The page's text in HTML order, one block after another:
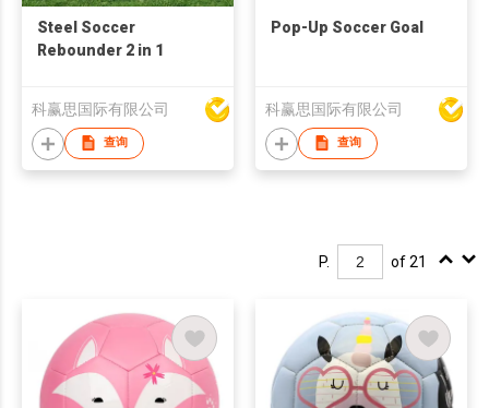
Steel Soccer
Rebounder 2 in 1
科赢思国际有限公司
查询
Pop-Up Soccer Goal
科赢思国际有限公司
查询
P. of 21